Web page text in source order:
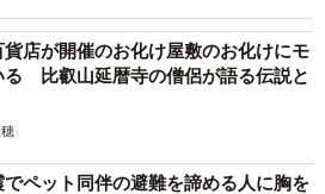
貨店が開催のお化け屋敷のお化けにモ
る 比叡山延暦寺の僧侶が語る伝説と
でペット同伴の避難を諦める人に胸を